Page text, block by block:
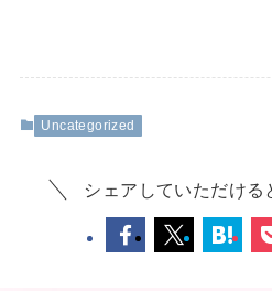
Uncategorized
シェアしていただける